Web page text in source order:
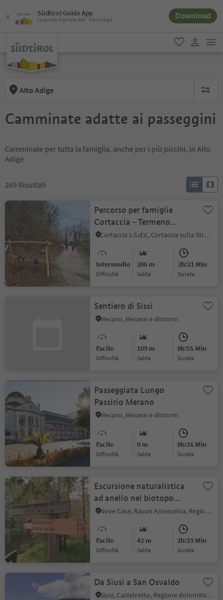
Südtirol Guide App
La guida digitale dell´Alto Adige Download
favoriti
Alto Adige
Camminate adatte ai passeggini
Camminate per tutta la famiglia, anche per i più piccini, in Alto
Adige
269 Risultati
Percorso per famiglie
Cortaccia - Termeno
(Kastelaz)
Cortaccia s.S.d.V., Cortaccia sulla Strada del Vino, Strada del Vino
Intermedio
Difficoltà
206 m
Salita
2h:21 Min
durata
Sentiero di Sissi
Merano, Merano e dintorni
Facile
Difficoltà
109 m
Salita
0h:55 Min
durata
Passeggiata Lungo
Passirio Merano
Merano, Merano e dintorni
Facile
Difficoltà
0 m
Salita
0h:16 Min
durata
Escursione naturalistica
ad anello nel biotopo
Rasner Möser
Nove Case, Rasun Anterselva, Regione dolomitica Plan de Corones
Facile
Difficoltà
42 m
Salita
2h:19 Min
durata
Da Siusi a San Osvaldo
Siusi, Castelrotto, Regione dolomitica Alpe di Siusi